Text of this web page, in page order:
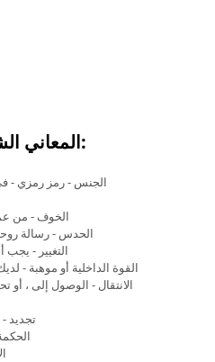
المعاني الشائعة لرمز الحلم:
الجنس - رمز رمزي -
الخوف - من
الحدس - رسالة
التغيير - يجب
القوة الداخلية أو موهبة -
الانتقال - الوصول إلى ،
تجديد -